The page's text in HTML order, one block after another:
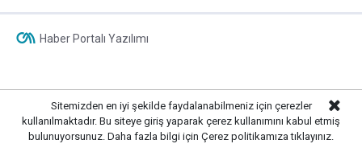
Haber Portalı Yazılımı
Sitemizden en iyi şekilde faydalanabilmeniz için çerezler
kullanılmaktadır. Bu siteye giriş yaparak çerez kullanımını kabul etmiş
bulunuyorsunuz. Daha fazla bilgi için Çerez politikamıza tıklayınız.